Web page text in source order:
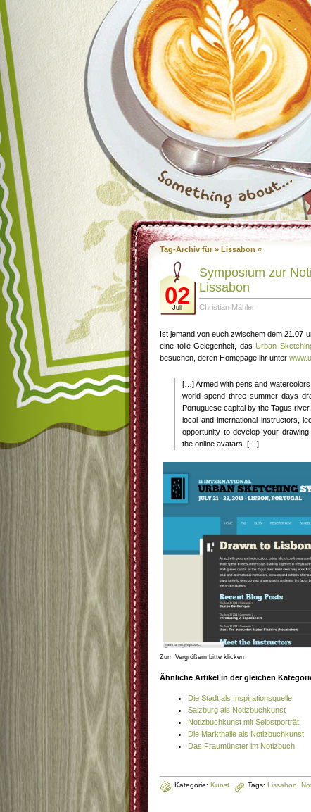
Tag-Archiv für » Lissabon «
02
Juli
Symposium zur
Lissabon
Christian Mähler
Ist jemand von euch zwischem dem 21.07
eine tolle Gelegenheit, das Urban
besuchen, deren Homepage ihr unter
[…] Armed with pens and
world spend three summer days
Portuguese capital by the Tagus
local and international instructors,
opportunity to develop your
the online avatars. […]
Zum Vergrößern bitte klicken
Ähnliche Artikel in der gleichen
Die Stadt als Inspirationsquelle
Salzburg als Notizbuchkunst
Notizbuchkunst mit Selbstporträt
Die Markthalle als Notizbuchkunst
Das Fraumünster im Notizbuch
Kategorie: Kunst Tags: Lissabon,